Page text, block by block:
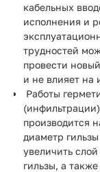
кабельных
исполнения и
трудностей
провести
и не влияет на
Работы
производится
диаметр
увеличить
гильзы, а